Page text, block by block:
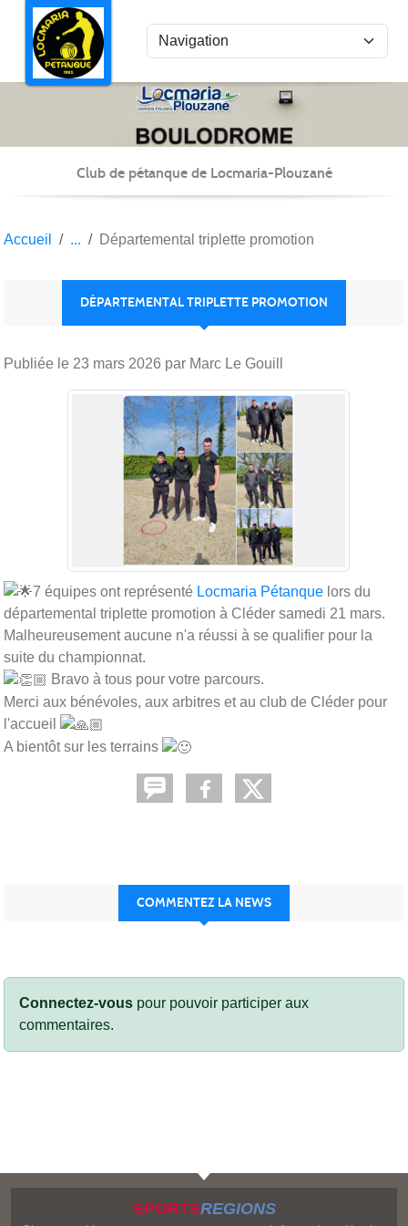
Club de pétanque de Locmaria-Plouzané
Accueil Départemental triplette promotion
DÉPARTEMENTAL TRIPLETTE PROMOTION
Publiée le 23 mars 2026 par Marc Le Gouill
7 équipes ont représenté Locmaria Pétanque lors du
départemental triplette promotion à Cléder samedi 21 mars.
Malheureusement aucune n'a réussi à se qualifier pour la
suite du championnat.
Bravo à tous pour votre parcours.
Merci aux bénévoles, aux arbitres et au club de Cléder pour
l'accueil
A bientôt sur les terrains
COMMENTEZ LA NEWS
Connectez-vous pour pouvoir participer aux
commentaires.
SPORTSREGIONS
Panneau de gestion des cookies